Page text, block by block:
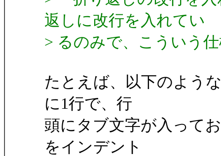
返しに改行を入れてい
> るのみで、こういう
たとえば、以下のよう
に1行で、行
頭にタブ文字が入って
をインデント